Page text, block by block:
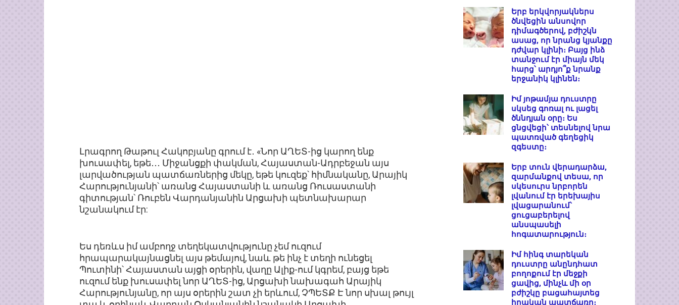
Լրագրող Թաթուլ Հակոբյանը գրում է․ «Նոր ԱՂԵՏ-ից կարող ենք
խուսափել, եթե․․․ Միջանցքի փակման, Հայաստան-Ադրբեջան այս
լարվածության պատճառներից մեկը, եթե կուզեք՝ հիմնականը, Արայիկ
Հարությունյանի՝ առանց Հայաստանի և առանց Ռուսաստանի
գիտության՝ Ռուբեն Վարդանյանին Արցախի պետնախարար
նշանակում էր:
Ես դեռևս իմ ամբողջ տեղեկատվությունը չեմ ուզում
հրապարակայնացնել այս թեմայով, նաև թե ինչ է տեղի ունեցել
Պուտինի՝ Հայաստան այցի օրերին, վաղը Ալիք-ում կգրեմ, բայց եթե
ուզում ենք խուսափել նոր ԱՂԵՏ-ից, Արցախի նախագահ Արայիկ
Հարությունյանը, որ այս օրերին շատ չի երևում, ՉՊԵՏՔ Է նոր սխալ թույլ
Երբ երկվորյակներս
ծնվեցին անսովոր
դիմագծերով, բժիշկն
ասաց, որ նրանց կյանքը
դժվար կլինի։ Բայց ինձ
տանջում էր միայն մեկ
հարց՝ արդյո՞ք նրանք
երջանիկ կլինեն։
Իմ յոթամյա դուստրը
սկսեց գոռալ ու լացել
ծննդյան օրը։ Ես
ցնցվեցի՝ տեսնելով նրա
պատռված գեղեցիկ
զգեստը։
Երբ տուն վերադարձա,
զարմանքով տեսա, որ
սկեսուրս նրբորեն
լվանում էր երեխայիս
լվացարանում՝
ցուցաբերելով
անսպասելի
հոգատարություն։
Իմ հինգ տարեկան
դուստրը անընդհատ
բողոքում էր մեջքի
ցավից, մինչև մի օր
բժիշկը բացահայտեց
իրական պատճառը։